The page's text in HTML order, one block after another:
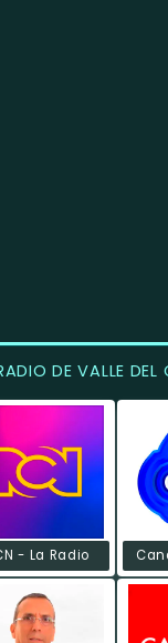
DE VALLE
- La Radio